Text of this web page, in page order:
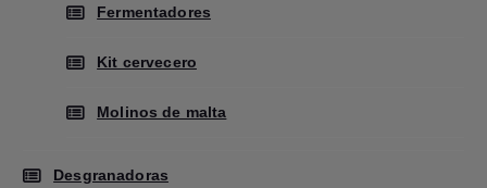
Fermentadores
Kit cervecero
Molinos de malta
Desgranadoras